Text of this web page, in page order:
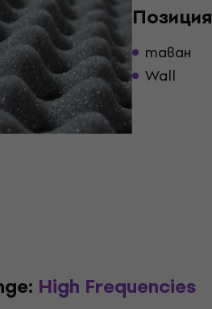
Позиция
таван
Wall
High Frequencies